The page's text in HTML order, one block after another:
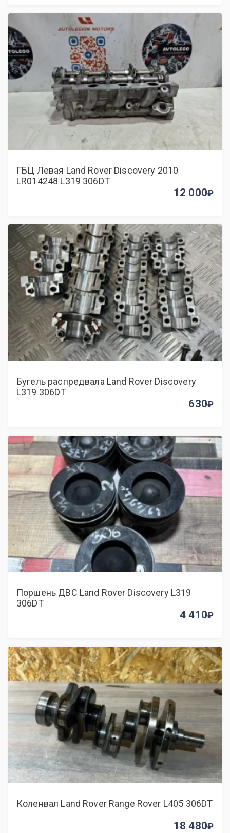
ГБЦ Левая Land Rover Discovery 2010
LR014248 L319 306DT
12 000
Бугель распредвала Land Rover Discovery
L319 306DT
630
Поршень ДВС Land Rover Discovery L319
306DT
4 410
Коленвал Land Rover Range Rover L405 306DT
18 480